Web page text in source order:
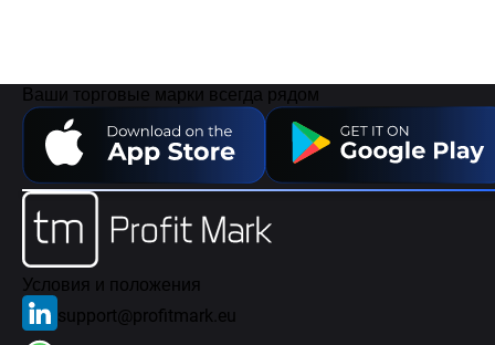
Ваши торговые марки всегда рядом
Условия и положения
support@profitmark.eu